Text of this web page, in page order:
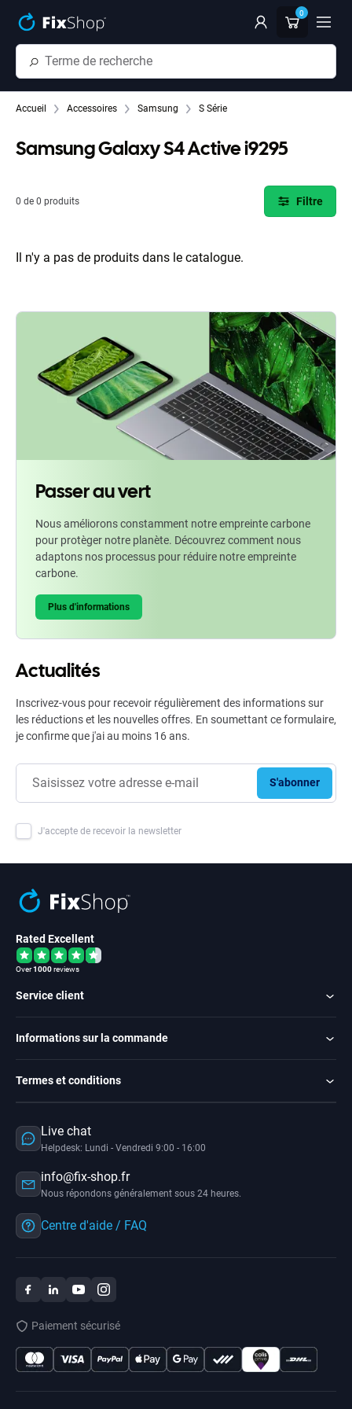
0
Accueil Accessoires Samsung S Série
Samsung Galaxy S4 Active i9295
0 de 0 produits Filtre
Il n'y a pas de produits dans le catalogue.
Passer au vert
Nous améliorons constamment notre empreinte carbone
pour protèger notre planète. Découvrez comment nous
adaptons nos processus pour réduire notre empreinte
carbone.
Plus d'informations
Actualités
Inscrivez-vous pour recevoir régulièrement des informations sur
les réductions et les nouvelles offres. En soumettant ce formulaire,
je confirme que j'ai au moins 16 ans.
S'abonner
J'accepte de recevoir la newsletter
Rated Excellent
Over1000reviews
Service client
Informations sur la commande
Termes et conditions
Live chat
Helpdesk: Lundi - Vendredi 9:00 - 16:00
info@fix-shop.fr
Nous répondons généralement sous 24 heures.
Centre d'aide / FAQ
Paiement sécurisé